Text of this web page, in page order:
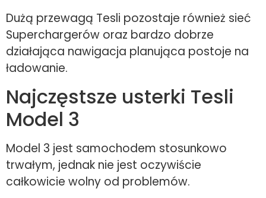
Dużą przewagą Tesli pozostaje również sieć
Superchargerów oraz bardzo dobrze
działająca nawigacja planująca postoje na
ładowanie.
Najczęstsze usterki Tesli
Model 3
Model 3 jest samochodem stosunkowo
trwałym, jednak nie jest oczywiście
całkowicie wolny od problemów.